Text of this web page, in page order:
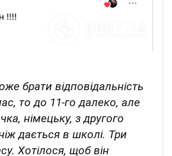
брати відповідальність
то до 11-го далеко, але
німецьку, з другого
дається в школі. Три
Хотілося, щоб він